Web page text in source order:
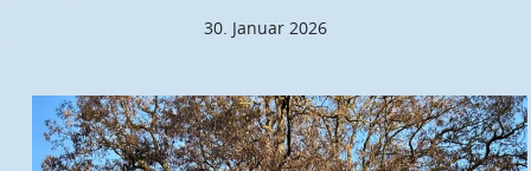
30. Januar 2026